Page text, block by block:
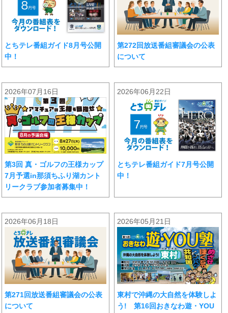
とちテレ番組ガイド8月号公開
中！
第272回放送番組審議会の公表
について
2026年07月16日
第3回 真・ゴルフの王様カップ
7月予選in那須ちふり湖カント
リークラブ参加者募集中！
2026年06月22日
とちテレ番組ガイド7月号公開
中！
2026年06月18日
第271回放送番組審議会の公表
について
2026年05月21日
東村で沖縄の大自然を体験しよ
う! 第16回おきなわ遊・YOU